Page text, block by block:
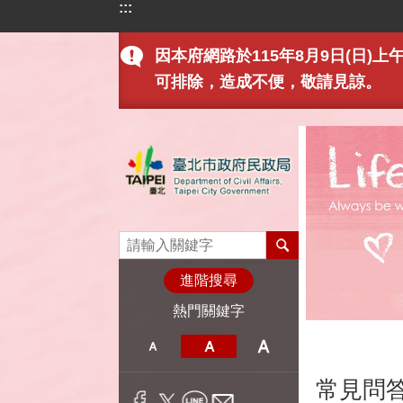
跳到主要內容區塊
因本府網路於115年8月9日(日)上
可排除，造成不便，敬請見諒。
:::
進階搜尋
熱門關鍵字
常見問